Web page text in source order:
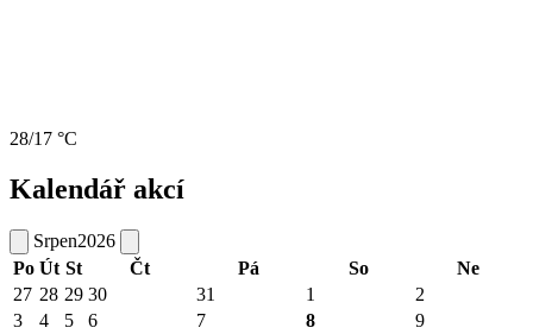
28/17 °C
Kalendář akcí
Srpen2026
Po Út St Čt Pá So
Ne
27 28 29 30 31 1
2
3
4 5 6 7 8 9